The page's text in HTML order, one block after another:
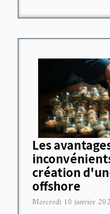
Les
création
offshore
Mercredi 10 janvier